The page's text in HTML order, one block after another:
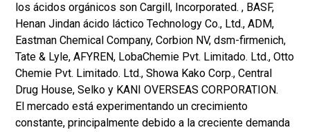
los ácidos orgánicos son Cargill, Incorporated. , BASF,
Henan Jindan ácido láctico Technology Co., Ltd., ADM,
Eastman Chemical Company, Corbion NV, dsm-firmenich,
Tate & Lyle, AFYREN, LobaChemie Pvt. Limitado. Ltd., Otto
Chemie Pvt. Limitado. Ltd., Showa Kako Corp., Central
Drug House, Selko y KANI OVERSEAS CORPORATION.
El mercado está experimentando un crecimiento
constante, principalmente debido a la creciente demanda